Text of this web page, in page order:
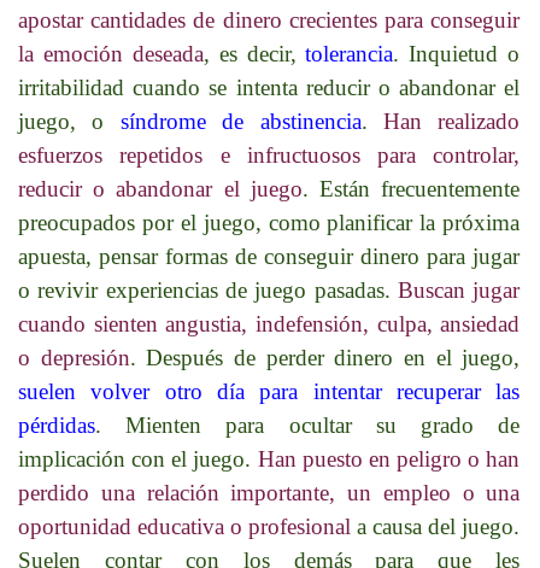
apostar cantidades de dinero crecientes para conseguir
la emoción deseada, es decir,tolerancia. Inquietud o
irritabilidad cuando se intenta reducir o abandonar el
juego, o síndrome de abstinencia. Han realizado
esfuerzos repetidos e infructuosos para controlar,
reducir o abandonar el juego. Están frecuentemente
preocupados por el juego, como planificar la próxima
apuesta, pensar formas de conseguir dinero para jugar
o revivir experiencias de juego pasadas. Buscan jugar
cuando sienten angustia, indefensión, culpa, ansiedad
o depresión. Después de perder dinero en el juego,
suelen volver otro día para intentar recuperar las
pérdidas. Mienten para ocultar su grado de
implicación con el juego. Han puesto en peligro o han
perdido una relación importante, un empleo o una
oportunidad educativa o profesional a causa del juego.
Suelen contar con los demás para que les